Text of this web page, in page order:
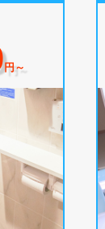
円～